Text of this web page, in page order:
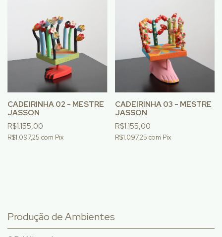
CADEIRINHA 02 - MESTRE
JASSON
R$1.155,00
R$1.097,25 com Pix
CADEIRINHA 03 - MESTRE
JASSON
R$1.155,00
R$1.097,25 com Pix
Produção de Ambientes